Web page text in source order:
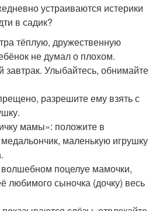
устраиваются истерики
в садик?
тёплую, дружественную
не думал о плохом.
завтрак. Улыбайтесь, обнимайте
разрешите ему взять с
мамы»: положите в
маленькую игрушку
волшебном поцелуе мамочки,
любимого сыночка (дочку) весь